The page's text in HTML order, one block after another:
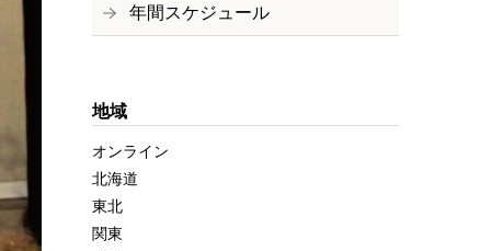
年間スケジュール
地域
オンライン
北海道
東北
関東